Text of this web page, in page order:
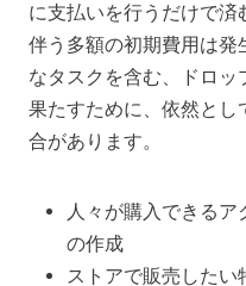
に支払いを行うだけで
伴う多額の初期費用は発
なタスクを含む、ドロ
果たすために、依然と
合があります。
人々が購入できる
の作成
ストアで販売したい